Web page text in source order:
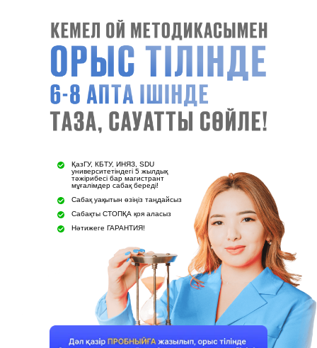
ҚазГУ, КБТУ, ИНЯЗ, SDU
университетіндегі 5 жылдық
тәжірибесі бар магистрант
мұғалімдер сабақ береді!
Сабақ уақытын өзіңіз таңдайсыз
Сабақты СТОПҚА қоя аласыз
Нәтижеге ГАРАНТИЯ!